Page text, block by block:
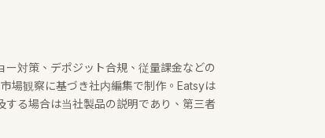
対策、デポジット合規、従量課金などの
場観察に基づき社内編集で制作。Eatsyは
る場合は当社製品の説明であり、第三者